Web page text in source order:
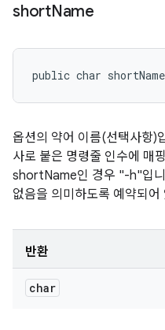
shortName
public char
옵션의 약어 이름(선택사항)
사로 붙은 명령줄 인수에 매
shortName인 경우 "-h"입
없음을 의미하도록 예약되어
반환
char